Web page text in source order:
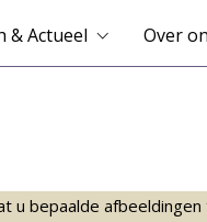
& Actueel Over
u bepaalde